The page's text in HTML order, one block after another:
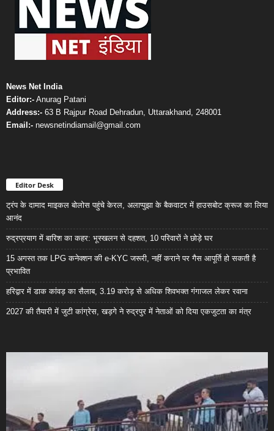
News Net India
Editor:- Anurag Patani
Address:- 63 B Rajpur Road Dehradun, Uttarakhand, 248001
Email:- newsnetindiamail@gmail.com
Editor Desk
ट्रंप के दामाद माइकल बोलोस पहुंचे केरल, अलाप्पुझा के बैकवाटर में हाउसबोट क्रूज का लिया
आनंद
रुद्रप्रयाग में बारिश का कहर: भूस्खलन से दहशत, 10 परिवारों ने छोड़े घर
15 अगस्त तक LPG कनेक्शन की e-KYC जरूरी, नहीं कराने पर गैस आपूर्ति हो सकती है
प्रभावित
हरिद्वार में डाक कांवड़ का सैलाब, 3.19 करोड़ से अधिक शिवभक्त गंगाजल लेकर रवाना
2027 की तैयारी में जुटी कांग्रेस, खड़गे ने रुद्रपुर में नेताओं को दिया एकजुटता का मंत्र